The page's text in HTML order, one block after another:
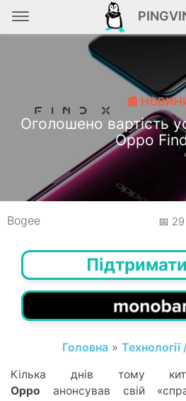
📰
Оголошено вартість
Oppo
Bogee 📅
Головна »
Кілька днів тому
Oppo анонсував свій